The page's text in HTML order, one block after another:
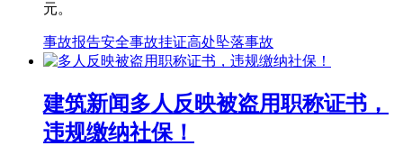
元。
事故报告安全事故挂证高处坠落事故
建筑新闻多人反映被盗用职称证书，
违规缴纳社保！